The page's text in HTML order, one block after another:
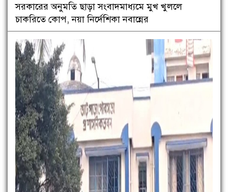
সরকারের অনুমতি ছাড়া সংবাদমাধ্যমে মুখ খুললে
চাকরিতে কোপ, নয়া নির্দেশিকা নবান্নের